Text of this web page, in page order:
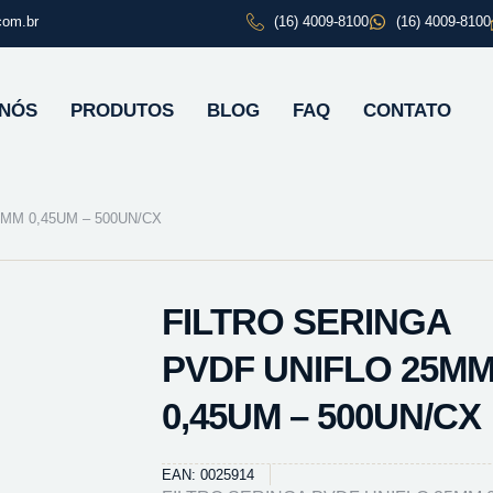
(16) 4009-8100 (16) 4009-8100
PRODUTOS BLOG FAQ CONTATO
0,45UM – 500UN/CX
FILTRO SERINGA
PVDF UNIFLO
0,45UM – 500UN/CX
EAN: 0025914